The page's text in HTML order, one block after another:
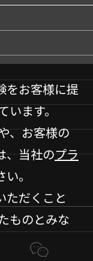
をお客様に提
ます。
、お客様の
、当社のプラ
。
ただくこと
ものとみな